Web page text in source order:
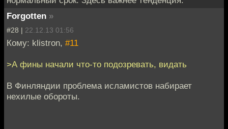
Forgotten »
#28 | 22.12.13 01:56
Кому: klistron, #11
>А фины начали что-то подозревать, видать
В Финляндии проблема исламистов набирает
нехилые обороты.